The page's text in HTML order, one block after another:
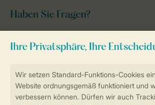
Haben Sie Fragen?
Fragenan oder kontaktieren Sie unser
Follow Us